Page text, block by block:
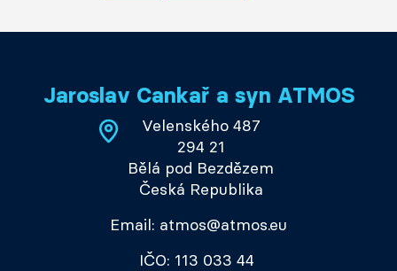
Jaroslav Cankař a syn ATMOS
Velenského 487
294 21
Bělá pod Bezdězem
Česká Republika
Email: atmos@atmos.eu
IČO: 113 033 44